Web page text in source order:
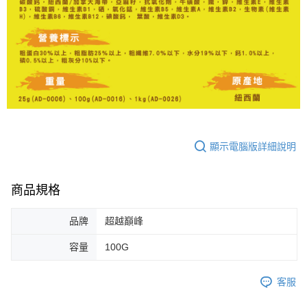
顯示電腦版詳細說明
商品規格
品牌 超越巔峰
容量 100G
客服